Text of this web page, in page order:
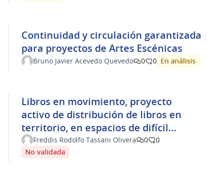
Continuidad y circulación garantizada
para proyectos de Artes Escénicas
Bruno Javier Acevedo Quevedo 0 0 En análisis
Libros en movimiento, proyecto
activo de distribución de libros en
territorio, en espacios de difícil
acceso a productos culturales
Freddis Rodolfo Tassani Olivera 0
0
No validada